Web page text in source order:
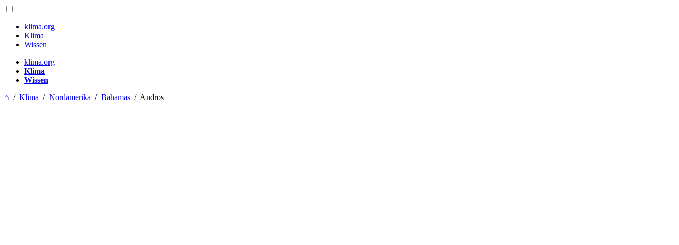
klima.org
Klima
Wissen
klima.org
Klima
Wissen
⌂ / Klima / Nordamerika / Bahamas / Andros